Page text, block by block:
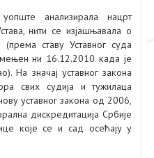
анализирала нацрт
нити се изјашњавала о
ставу Уставног суда
ни 16.12.2010 када је
На значај уставног закона
свих судија и тужилаца
уставног закона од 2006,
дискредитација Србије
које се и сад осећају у